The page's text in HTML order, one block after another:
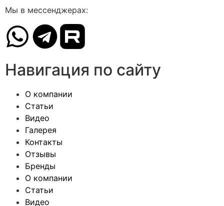
Мы в мессенджерах:
Навигация по сайту
О компании
Статьи
Видео
Галерея
Контакты
Отзывы
Бренды
О компании
Статьи
Видео